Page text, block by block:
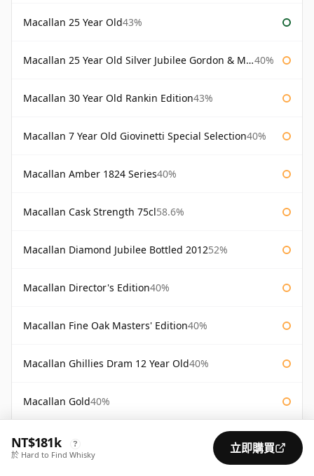
Macallan 25 Year Old43%
Macallan 25 Year Old Silver Jubilee Gordon & Macphail 40%
Macallan 30 Year Old Rankin Edition43%
Macallan 7 Year Old Giovinetti Special Selection40%
Macallan Amber 1824 Series40%
Macallan Cask Strength 75cl58.6%
Macallan Diamond Jubilee Bottled 201252%
Macallan Director's Edition40%
Macallan Fine Oak Masters' Edition40%
Macallan Ghillies Dram 12 Year Old40%
Macallan Gold40%
Macallan Nicol's Nectar
NT$181k ?
於 Hard to Find Whisky 立即購買